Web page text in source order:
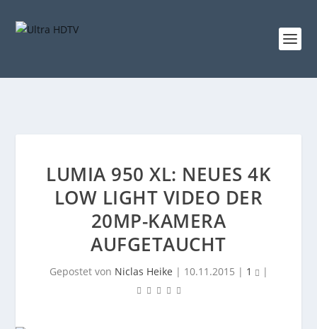
LUMIA 950 XL: NEUES 4K
LOW LIGHT VIDEO DER
20MP-KAMERA
AUFGETAUCHT
Gepostet von Niclas Heike | 10.11.2015 | 1 |